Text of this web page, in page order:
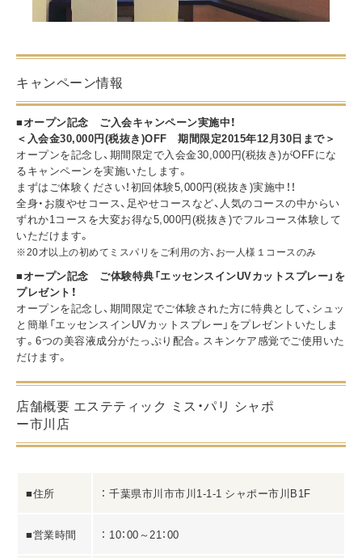
キャンペーン情報
■オープン記念 ご入会キャンペーン実施中！
＜入会金30,000円(税抜き)OFF 期間限定2015年12月30日まで＞
オープンを記念し、期間限定で入会金30,000円(税抜き)がOFFにな
るキャンペーンを実施いたします。
まずはご体験ください！初回体験5,000円(税抜き)実施中！！
全身・お腹やせコース、足やせコースなど、人気のコースの中からい
ずれか1コースを大変お得な5,000円(税抜き)でフルコース体験して
いただけます。
※20才以上の初めてミスパリをご利用の方、お一人様１コースのみ
■オープン記念 ご体験特典「エッセンスインUVカットスプレー」を
プレゼント！
オープンを記念し、期間限定でご体験された方に特典として、シュッ
と簡単「エッセンスインUVカットスプレー」をプレゼントいたしま
す。6つの美容液成分がたっぷり配合。スキンケア感覚でご使用いた
だけます。
店舗概要 エステティック ミス・パリ シャポ
ー市川店
■住所 ： 千葉県市川市市川1-1-1 シャポー市川B1F
■営業時間 ： 10：00～21：00